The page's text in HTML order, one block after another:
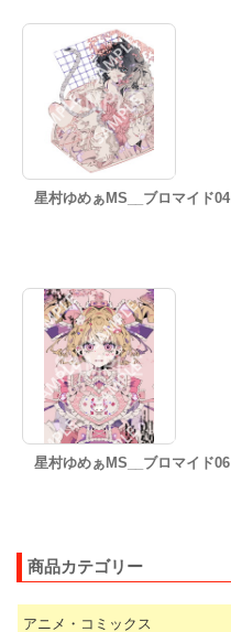
星村ゆめぁMS__ブロマイド04
星村ゆめぁMS__ブロマイド06
商品カテゴリー
アニメ・コミックス